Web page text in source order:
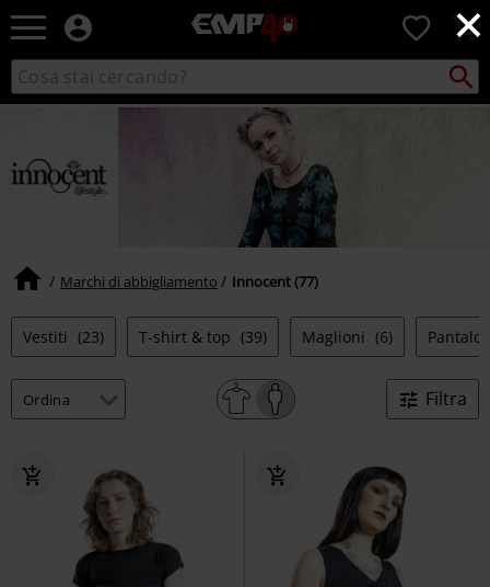
×
EMP
Musica,
Serie
TV
&
Videogame
merch
-
Abbigliamento
0
Cerca
nel
Cerca
Punto
di
Marchi di abbigliamento Innocent (77)
Vestiti (23) T-shirt & top (39) Maglioni (6)
Filtra